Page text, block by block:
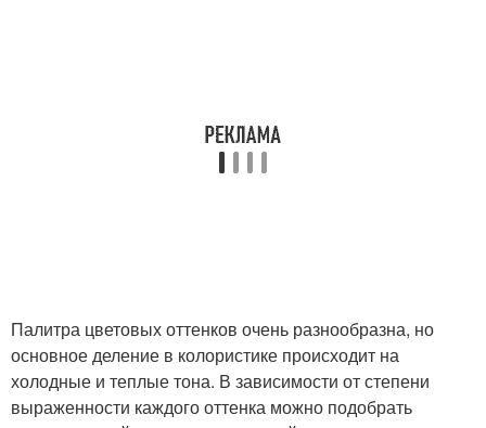
Гардероб с нуля
Палитра цветовых оттенков очень разнообразна, но
основное деление в колористике происходит на
холодные и теплые тона. В зависимости от степени
выраженности каждого оттенка можно подобрать